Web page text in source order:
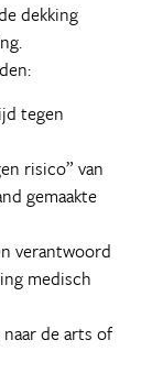
dekking
tegen
risico” van
gemaakte
verantwoord
medisch
de arts of